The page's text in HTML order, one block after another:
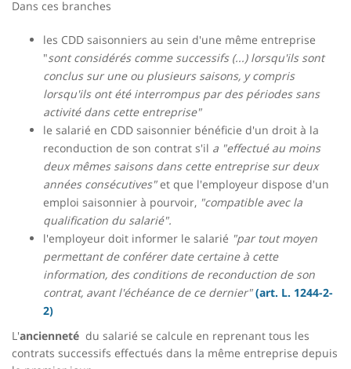
Dans ces branches
les CDD saisonniers au sein d'une même entreprise
"sont considérés comme successifs (...) lorsqu'ils sont
conclus sur une ou plusieurs saisons, y compris
lorsqu'ils ont été interrompus par des périodes sans
activité dans cette entreprise"
le salarié en CDD saisonnier bénéficie d'un droit à la
reconduction de son contrat s'il a "effectué au moins
deux mêmes saisons dans cette entreprise sur deux
années consécutives"et que l'employeur dispose d'un
emploi saisonnier à pourvoir, "compatible avec la
qualification du salarié".
l'employeur doit informer le salarié "par tout moyen
permettant de conférer date certaine à cette
information, des conditions de reconduction de son
contrat, avant l'échéance de ce dernier"(art. L. 1244-2-
2)
L'ancienneté du salarié se calcule en reprenant tous les
contrats successifs effectués dans la même entreprise depuis